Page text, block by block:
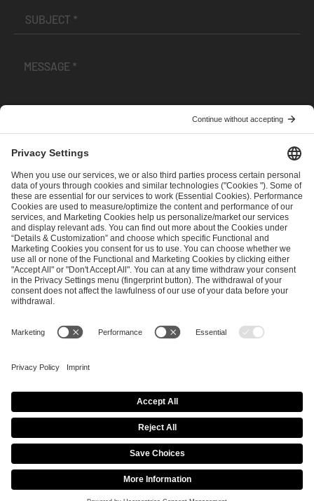
andPrivacy Policy
SEND MESSAGE
CAREER MEDIA RIGHTS
© 2026 ESL FACEIT GROUP
Imprint Privacy Policy Cookie Policy
Terms of Use
Copyright Policy
Procurement Policy
Whistleblowing
Modern Slavery Statement
Security & Disclosure